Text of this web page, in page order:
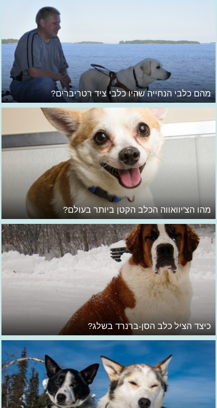
מהם כלבי הנחייה שהיו כלבי ציד רטריברים?
מהו הצ'יוואווה הכלב הקטן ביותר בעולם?
כיצד הציל כלב הסן-ברנרד בשלג?